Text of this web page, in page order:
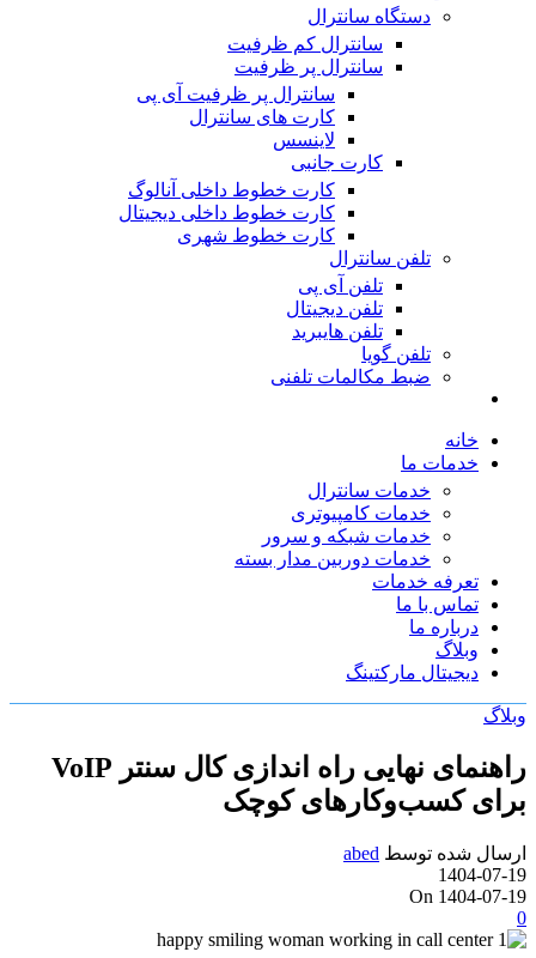
دستگاه سانترال
سانترال کم ظرفیت
سانترال پر ظرفیت
سانترال پر ظرفیت آی پی
کارت های سانترال
لاینسس
کارت جانبی
کارت خطوط داخلی آنالوگ
کارت خطوط داخلی دیجیتال
کارت خطوط شهری
تلفن سانترال
تلفن آی پی
تلفن دیجیتال
تلفن هایبرید
تلفن گویا
ضبط مکالمات تلفنی
خانه
خدمات ما
خدمات سانترال
خدمات کامپیوتری
خدمات شبکه و سرور
خدمات دوربین مدار بسته
تعرفه خدمات
تماس با ما
درباره ما
وبلاگ
دیجیتال مارکتینگ
وبلاگ
راهنمای نهایی راه اندازی کال سنتر VoIP
برای کسب‌وکارهای کوچک
ارسال شده توسط abed
1404-07-19
On 1404-07-19
0